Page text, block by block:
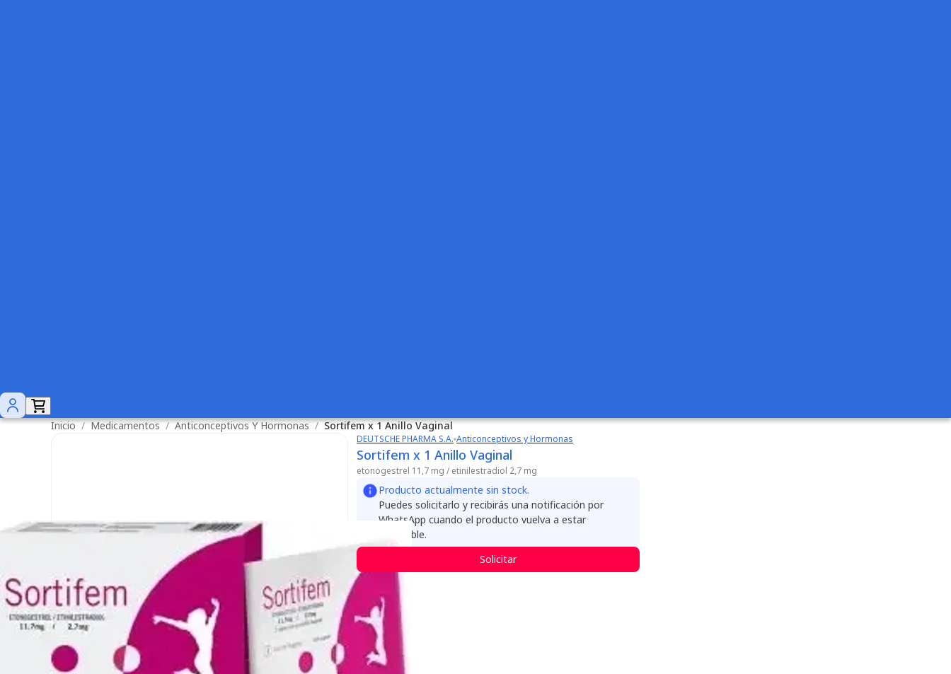
Inicio / Medicamentos / Anticonceptivos Y Hormonas / Sortifem x 1 Anillo Vaginal
DEUTSCHE PHARMA S.A. Anticonceptivos y Hormonas
Sortifem x 1 Anillo Vaginal
etonogestrel 11,7 mg / etinilestradiol 2,7 mg
Producto actualmente sin stock.
Puedes solicitarlo y recibirás una notificación por
WhatsApp cuando el producto vuelva a estar
disponible.
Solicitar